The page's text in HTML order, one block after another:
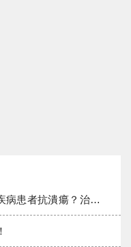
療進展與健保給付困境一次看